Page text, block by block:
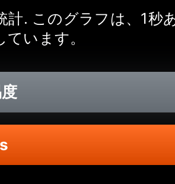
. このグラフは、1秒
います。